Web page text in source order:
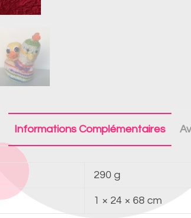
Informations Complémentaires
290 g
1 × 24 × 68 cm